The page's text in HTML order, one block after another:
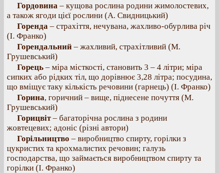
Гордовина – кущова рослина родини жимолостевих,
а також ягоди цієї рослини (А. Свидницький)
Горенда – страхіття, нечувана, жахливо-обурлива річ
(І. Франко)
Горендальний – жахливий, страхітливий (М.
Грушевський)
Горець – міра місткості, становить 3 – 4 літри; міра
сипких або рідких тіл, що дорівнює 3,28 літра; посудина,
що вміщує таку кількість речовини (гарнець) (І. Франко)
Горина, горичний – вище, піднесене почуття (М.
Грушевський)
Горицвіт– багаторічна рослина з родини
жовтецевих; адоніс (різні автори)
Горільництво – виробництво спирту, горілки з
цукристих та крохмалистих речовин; галузь
господарства, що займається виробництвом спирту та
горілки (І. Франко)